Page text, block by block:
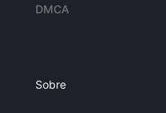
DMCA
Sobre